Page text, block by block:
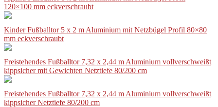
120×100 mm eckverschraubt
Kinder Fußballtor 5 x 2 m Aluminium mit Netzbügel Profil 80×80
mm eckverschraubt
Freistehendes Fußballtor 7,32 x 2,44 m Aluminium vollverschweißt
kippsicher mit Gewichten Netztiefe 80/200 cm
Freistehendes Fußballtor 7,32 x 2,44 m Aluminium vollverschweißt
kippsicher Netztiefe 80/200 cm